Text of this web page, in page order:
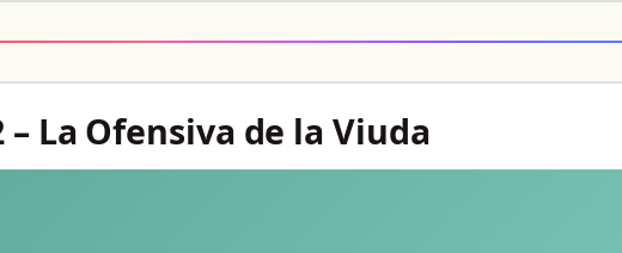
– La Ofensiva de la Viuda